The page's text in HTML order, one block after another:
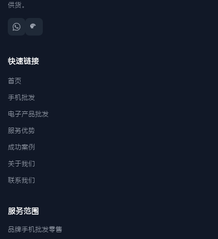
供货。
快速链接
首页
手机批发
电子产品批发
服务优势
成功案例
关于我们
联系我们
服务范围
品牌手机批发零售